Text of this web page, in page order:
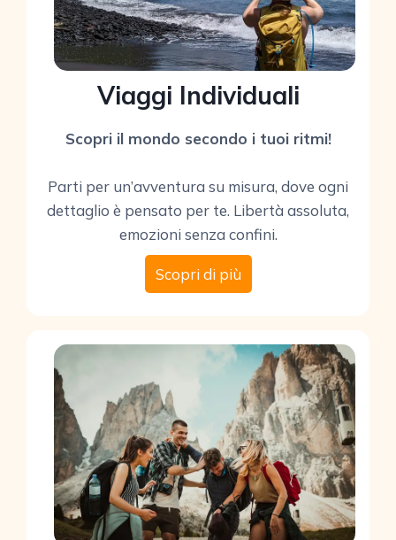
Viaggi Individuali
Scopri il mondo secondo i tuoi ritmi!
Parti per un’avventura su misura, dove ogni
dettaglio è pensato per te. Libertà assoluta,
emozioni senza confini.
Scopri di più